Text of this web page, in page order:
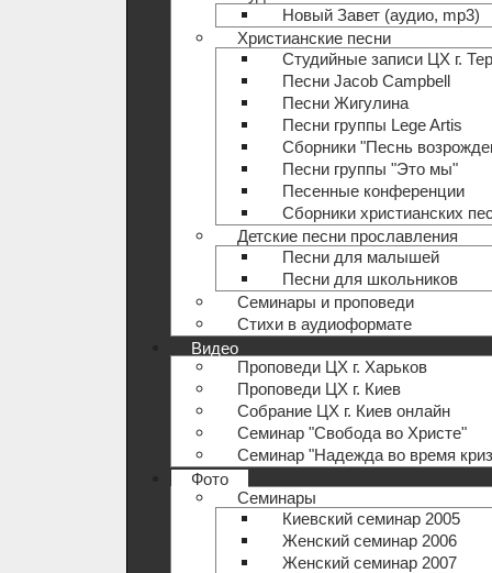
Новый Завет (аудио, mp3)
Христианские песни
Студийные записи ЦХ г.
Песни Jacob Campbell
Песни Жигулина
Песни группы Lege Artis
Сборники "Песнь
Песни группы "Это мы"
Песенные конференции
Сборники христианских
Детские песни прославления
Песни для малышей
Песни для школьников
Семинары и проповеди
Стихи в аудиоформате
Видео
Проповеди ЦХ г. Харьков
Проповеди ЦХ г. Киев
Собрание ЦХ г. Киев онлайн
Семинар "Свобода во Христе"
Семинар "Надежда во время
Фото
Семинары
Киевский семинар 2005
Женский семинар 2006
Женский семинар 2007